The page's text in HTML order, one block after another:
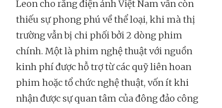
Leon cho rằng điện ảnh Việt Nam vẫn còn
thiếu sự phong phú về thể loại, khi mà thị
trường vẫn bị chi phối bởi 2 dòng phim
chính. Một là phim nghệ thuật với nguồn
kinh phí được hỗ trợ từ các quỹ liên hoan
phim hoặc tổ chức nghệ thuật, vốn ít khi
nhận được sự quan tâm của đông đảo công